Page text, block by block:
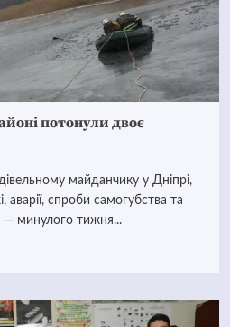
потонули двоє
майданчику у Дніпрі,
аварії, спроби самогубства та
— минулого тижня...